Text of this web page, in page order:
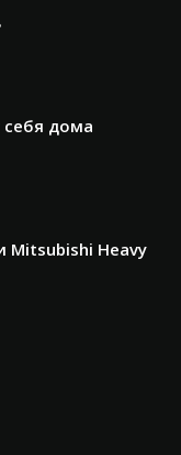
себя дома
Mitsubishi Heavy